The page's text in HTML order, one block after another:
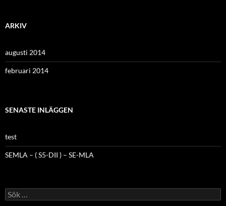
ARKIV
augusti 2014
februari 2014
SENASTE INLÄGGEN
test
SEMLA – ( S5-DII ) – SE-MLA
Sök
efter: